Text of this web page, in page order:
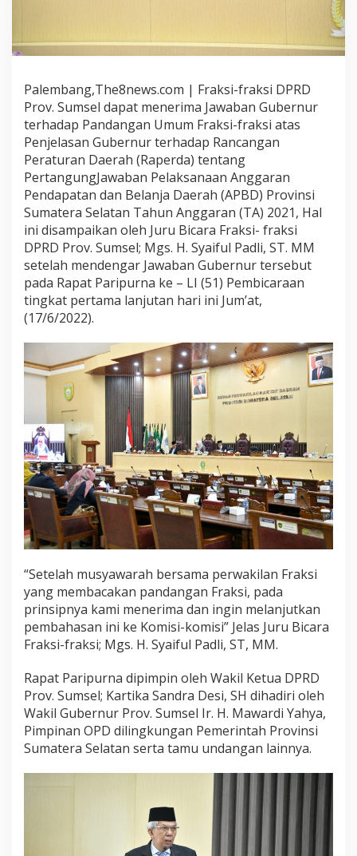
Palembang,The8news.com | Fraksi-fraksi DPRD
Prov. Sumsel dapat menerima Jawaban Gubernur
terhadap Pandangan Umum Fraksi-fraksi atas
Penjelasan Gubernur terhadap Rancangan
Peraturan Daerah (Raperda) tentang
PertangungJawaban Pelaksanaan Anggaran
Pendapatan dan Belanja Daerah (APBD) Provinsi
Sumatera Selatan Tahun Anggaran (TA) 2021, Hal
ini disampaikan oleh Juru Bicara Fraksi- fraksi
DPRD Prov. Sumsel; Mgs. H. Syaiful Padli, ST. MM
setelah mendengar Jawaban Gubernur tersebut
pada Rapat Paripurna ke – LI (51) Pembicaraan
tingkat pertama lanjutan hari ini Jum’at,
(17/6/2022).
“Setelah musyawarah bersama perwakilan Fraksi
yang membacakan pandangan Fraksi, pada
prinsipnya kami menerima dan ingin melanjutkan
pembahasan ini ke Komisi-komisi” Jelas Juru Bicara
Fraksi-fraksi; Mgs. H. Syaiful Padli, ST, MM.
Rapat Paripurna dipimpin oleh Wakil Ketua DPRD
Prov. Sumsel; Kartika Sandra Desi, SH dihadiri oleh
Wakil Gubernur Prov. Sumsel Ir. H. Mawardi Yahya,
Pimpinan OPD dilingkungan Pemerintah Provinsi
Sumatera Selatan serta tamu undangan lainnya.